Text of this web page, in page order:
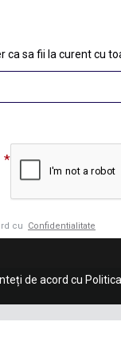
ca sa fii la curent cu
cu Confidentialitate
de acord cu Politica